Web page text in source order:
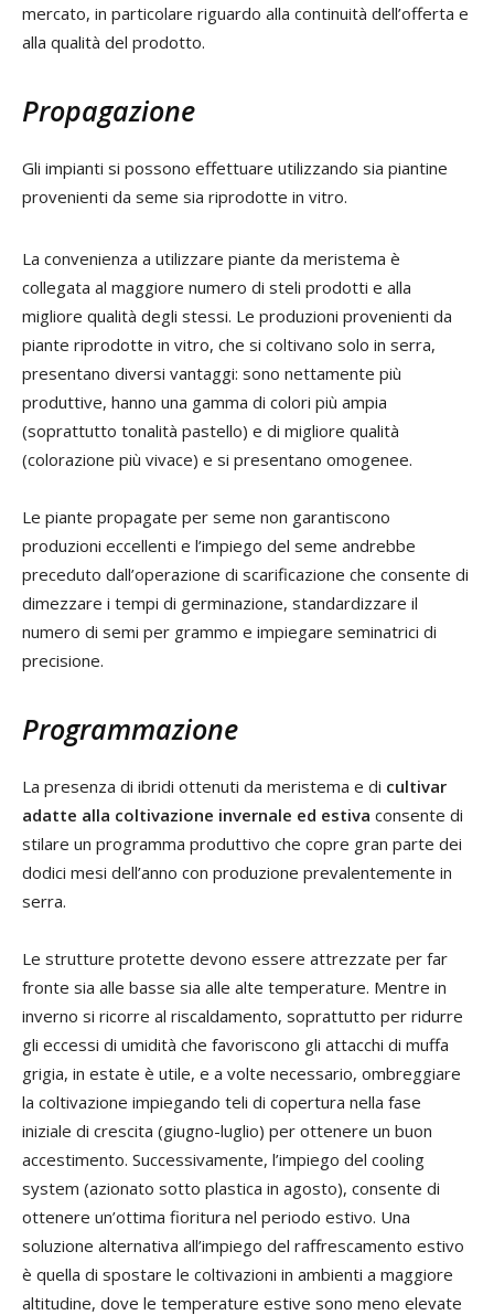
mercato, in particolare riguardo alla continuità dell’offerta e
alla qualità del prodotto.
Propagazione
Gli impianti si possono effettuare utilizzando sia piantine
provenienti da seme sia riprodotte in vitro.
La convenienza a utilizzare piante da meristema è
collegata al maggiore numero di steli prodotti e alla
migliore qualità degli stessi. Le produzioni provenienti da
piante riprodotte in vitro, che si coltivano solo in serra,
presentano diversi vantaggi: sono nettamente più
produttive, hanno una gamma di colori più ampia
(soprattutto tonalità pastello) e di migliore qualità
(colorazione più vivace) e si presentano omogenee.
Le piante propagate per seme non garantiscono
produzioni eccellenti e l’impiego del seme andrebbe
preceduto dall’operazione di scarificazione che consente di
dimezzare i tempi di germinazione, standardizzare il
numero di semi per grammo e impiegare seminatrici di
precisione.
Programmazione
La presenza di ibridi ottenuti da meristema e di cultivar
adatte alla coltivazione invernale ed estiva consente di
stilare un programma produttivo che copre gran parte dei
dodici mesi dell’anno con produzione prevalentemente in
serra.
Le strutture protette devono essere attrezzate per far
fronte sia alle basse sia alle alte temperature. Mentre in
inverno si ricorre al riscaldamento, soprattutto per ridurre
gli eccessi di umidità che favoriscono gli attacchi di muffa
grigia, in estate è utile, e a volte necessario, ombreggiare
la coltivazione impiegando teli di copertura nella fase
iniziale di crescita (giugno-luglio) per ottenere un buon
accestimento. Successivamente, l’impiego del cooling
system (azionato sotto plastica in agosto), consente di
ottenere un’ottima fioritura nel periodo estivo. Una
soluzione alternativa all’impiego del raffrescamento estivo
è quella di spostare le coltivazioni in ambienti a maggiore
altitudine, dove le temperature estive sono meno elevate